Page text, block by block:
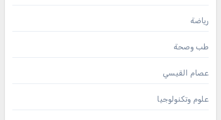
رياضة
طب وصحة
عصام القيسي
علوم وتكنولوجيا